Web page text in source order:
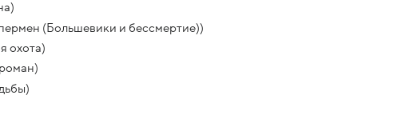
(Большевики и бессмертие))
охота)